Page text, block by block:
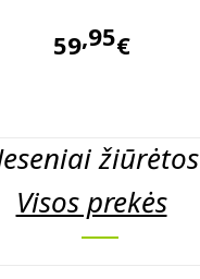
59 95€
žiūrėtos
Visos prekės